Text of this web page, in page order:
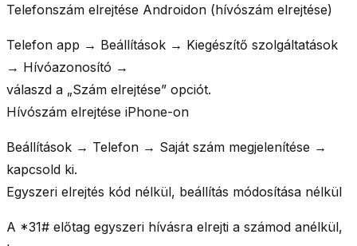
Telefonszám elrejtése Androidon (hívószám elrejtése)
Telefon app → Beállítások → Kiegészítő szolgáltatások
→ Hívóazonosító →
válaszd a „Szám elrejtése” opciót.
Hívószám elrejtése iPhone-on
Beállítások → Telefon → Saját szám megjelenítése →
kapcsold ki.
Egyszeri elrejtés kód nélkül, beállítás módosítása nélkül
A *31# előtag egyszeri hívásra elrejti a számod anélkül,